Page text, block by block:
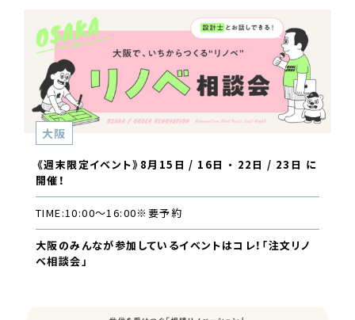
大阪
《週末限定イベント》8月15日 / 16日 ・ 22日 / 23日 に
開催！
TIME:10:00〜16:00※要予約
大阪のみんなが参加しているイベントはコレ！「注文リノ
ベ相談会」